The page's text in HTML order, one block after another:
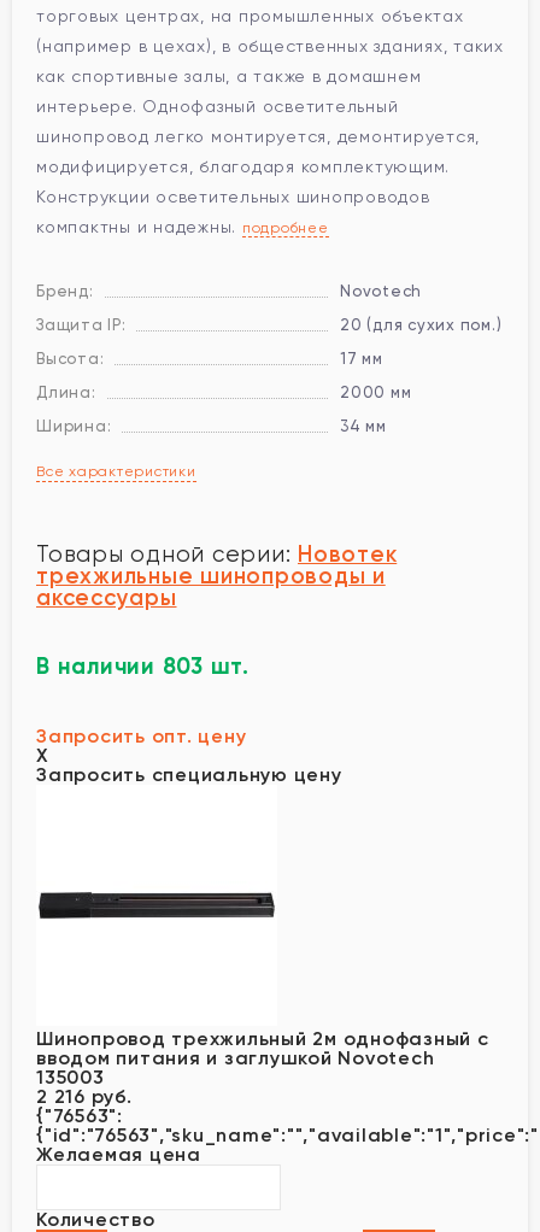
торговых центрах, на промышленных объектах
(например в цехах), в общественных зданиях, таких
как спортивные залы, а также в домашнем
интерьере. Однофазный осветительный
шинопровод легко монтируется, демонтируется,
модифицируется, благодаря комплектующим.
Конструкции осветительных шинопроводов
компактны и надежны. подробнее
Бренд:
Novotech
Защита IP:
20 (для сухих пом.)
Высота:
17 мм
Длина:
2000 мм
Ширина:
34 мм
Все характеристики
Товары одной серии: Новотек
трехжильные шинопроводы и
аксессуары
В наличии 803 шт.
Запросить опт. цену
X
Запросить специальную цену
Шинопровод трехжильный 2м однофазный с
вводом питания и заглушкой Novotech
135003
2 216 руб.
{"76563":
Желаемая цена
Количество